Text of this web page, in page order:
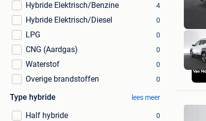
Hybride Elektrisch/Benzine 4
Hybride Elektrisch/Diesel 0
LPG 0
CNG (Aardgas) 0
Waterstof 0
Overige brandstoffen 0
Type hybride lees meer
Half hybride 0